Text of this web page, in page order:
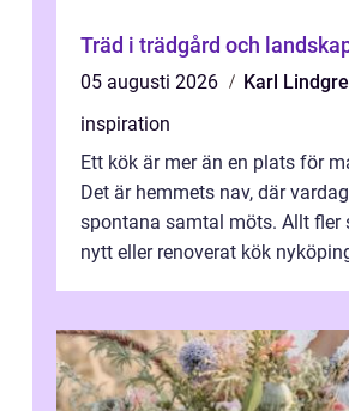
Träd i trädgård och
05 augusti 2026
Karl
inspiration
Ett kök är mer än en plats för
Det är hemmets nav, där
spontana samtal möts. Allt fler
nytt eller renoverat kök